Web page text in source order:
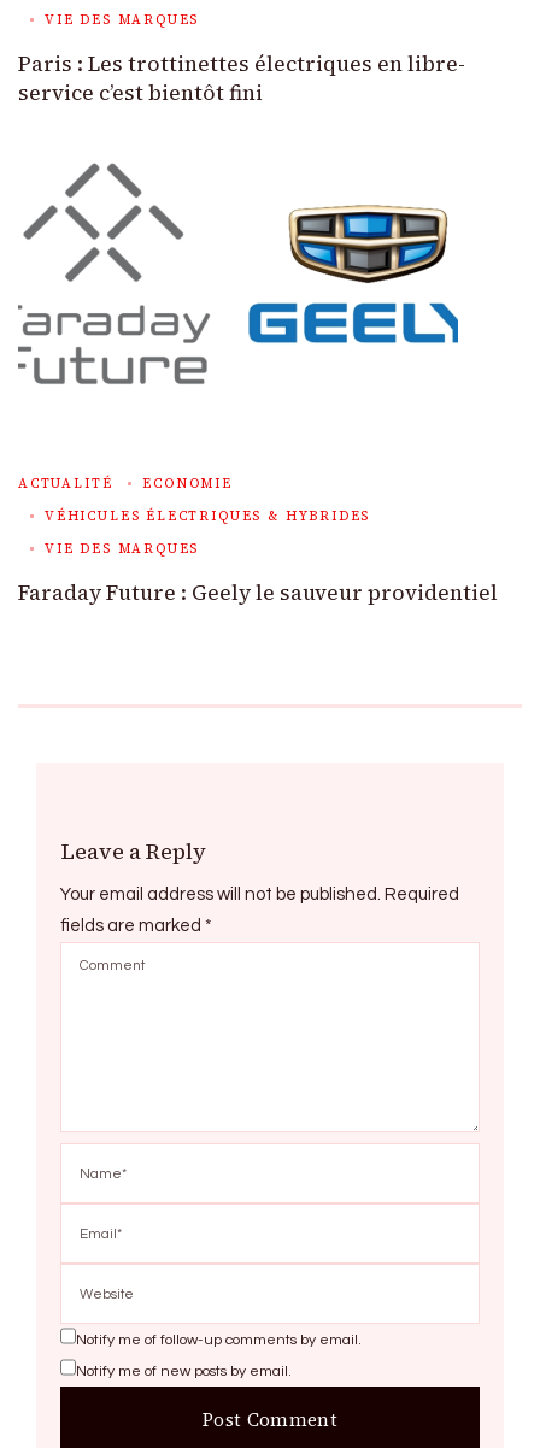
VIE DES MARQUES
Paris : Les trottinettes électriques en libre-
service c’est bientôt fini
ACTUALITÉ
ECONOMIE
VÉHICULES ÉLECTRIQUES & HYBRIDES
VIE DES MARQUES
Faraday Future : Geely le sauveur providentiel
Leave a Reply
Your email address will not be published. Required
fields are marked *
Notify me of follow-up comments by email.
Notify me of new posts by email.